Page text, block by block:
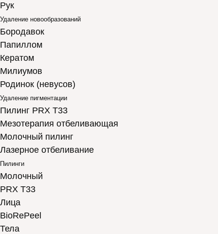
Рук
Удаление новообразований
Бородавок
Папиллом
Кератом
Милиумов
Родинок (невусов)
Удаление пигментации
Пилинг PRX T33
Мезотерапия отбеливающая
Молочный пилинг
Лазерное отбеливание
Пилинги
Молочный
PRX T33
Лица
BioRePeel
Тела